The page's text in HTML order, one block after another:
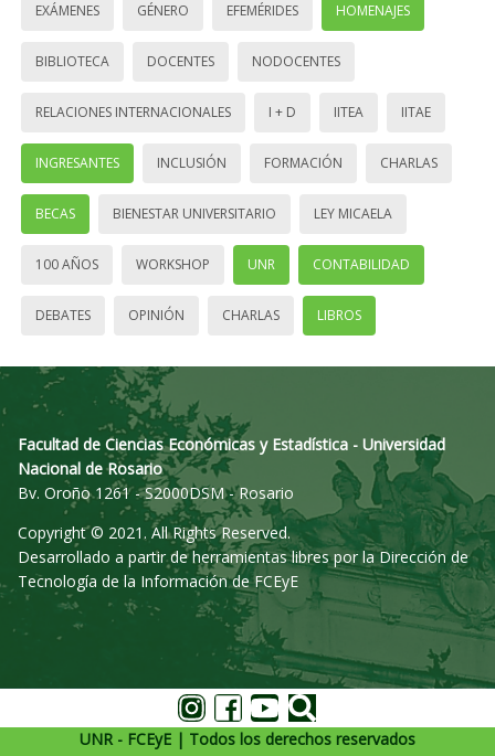
EXÁMENES GÉNERO EFEMÉRIDES HOMENAJES
BIBLIOTECA DOCENTES NODOCENTES
RELACIONES INTERNACIONALES I + D IITEA IITAE
INGRESANTES INCLUSIÓN FORMACIÓN CHARLAS
BECAS BIENESTAR UNIVERSITARIO LEY MICAELA
100 AÑOS WORKSHOP UNR CONTABILIDAD
DEBATES OPINIÓN CHARLAS LIBROS
Facultad de Ciencias Económicas y Estadística - Universidad
Nacional de Rosario
Bv. Oroño 1261 - S2000DSM - Rosario
Copyright © 2021. All Rights Reserved.
Desarrollado a partir de herramientas libres por la Dirección de
Tecnología de la Información de FCEyE
UNR - FCEyE | Todos los derechos reservados